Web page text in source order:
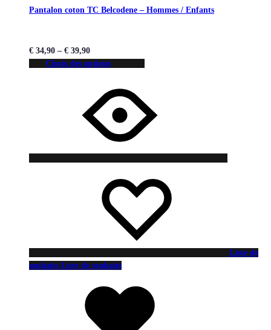
Pantalon coton TC Belcodene – Hommes / Enfants
€ 34,90 – € 39,90
Choix des options
Liste de
souhaits Liste de souhaits